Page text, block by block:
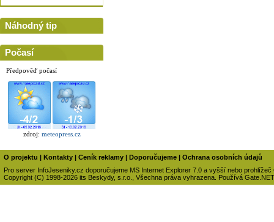
Náhodný tip
Počasí
Předpověď počasí
zdroj: meteopress.cz
O projektu Kontakty Ceník reklamy Doporučujeme
Ochrana osobních údajů
Pro server InfoJeseniky.cz doporučujeme MS Internet Explorer 7.0 a vyšší nebo prohlížeč
Copyright (C) 1998-2026 its Beskydy, s.r.o., Všechna práva vyhrazena. Používá